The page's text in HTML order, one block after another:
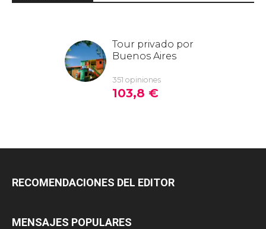
RECOMENDACIONES DEL EDITOR
MENSAJES POPULARES